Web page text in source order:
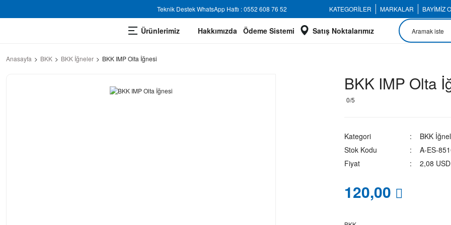
Teknik Destek WhatsApp Hattı : 0552 608 76 52 KATEGORİLER MARKALAR BAYİMİZ
Ürünlerimiz Hakkımızda Ödeme Sistemi Satış Noktalarımız
Anasayfa BKK BKK İğneler BKK IMP Olta İğnesi
BKK IMP Olta
0/5
Kategori
BKK
Stok Kodu
A-ES-
Fiyat
2,08
120,00